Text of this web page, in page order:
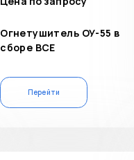
Огнетушитель ОУ-55 в
сборе ВСЕ
Перейти